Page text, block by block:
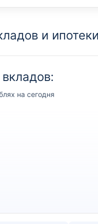
и ипотеки
на сегодня